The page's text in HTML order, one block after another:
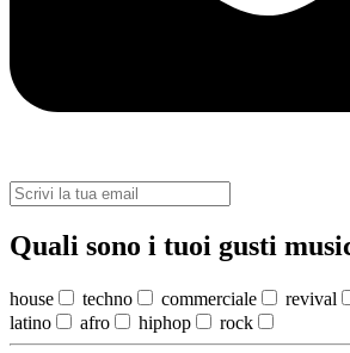
Quali sono i tuoi gusti
house techno commerciale
revival
latino
afro hiphop rock